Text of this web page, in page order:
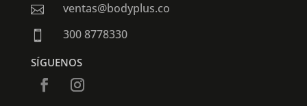
 ventas@bodyplus.co
 300 8778330
SÍGUENOS